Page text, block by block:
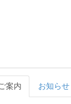
案内 お知ら